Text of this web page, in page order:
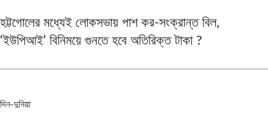
হট্টগোলের মধ্যেই লোকসভায় পাশ কর-সংক্রান্ত বিল,
‘ইউপিআই’ বিনিময়ে গুনতে হবে অতিরিক্ত টাকা ?
দিন-দুনিয়া